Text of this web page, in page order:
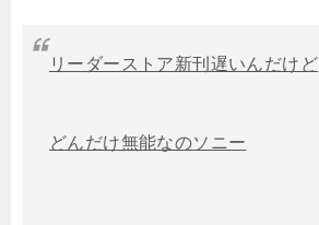
リーダーストア新刊遅いんだけど
どんだけ無能なのソニー